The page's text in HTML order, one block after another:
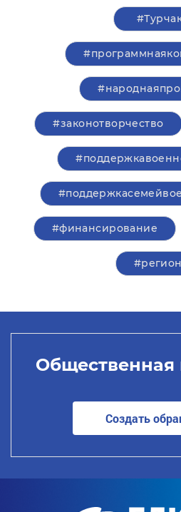
#законотворчество
#финансирование
Общественная
Создать